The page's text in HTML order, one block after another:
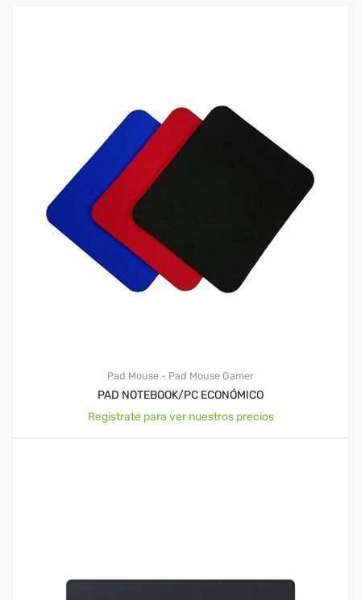
Pad Mouse - Pad Mouse Gamer
PAD NOTEBOOK/PC ECONÓMICO
Registrate para ver nuestros precios